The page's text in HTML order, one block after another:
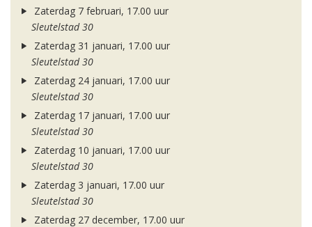
Zaterdag 7 februari, 17.00 uur
Sleutelstad 30
Zaterdag 31 januari, 17.00 uur
Sleutelstad 30
Zaterdag 24 januari, 17.00 uur
Sleutelstad 30
Zaterdag 17 januari, 17.00 uur
Sleutelstad 30
Zaterdag 10 januari, 17.00 uur
Sleutelstad 30
Zaterdag 3 januari, 17.00 uur
Sleutelstad 30
Zaterdag 27 december, 17.00 uur